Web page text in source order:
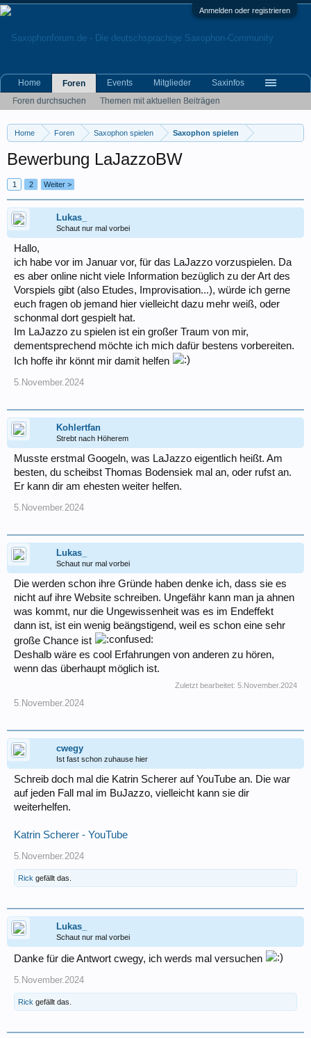
Anmelden oder registrieren
Home Foren Saxophon spielen Saxophon spielen
Bewerbung LaJazzoBW
1 2 Weiter >
Lukas_
Schaut nur mal vorbei
Hallo,
ich habe vor im Januar vor, für das LaJazzo vorzuspielen. Da
es aber online nicht viele Information bezüglich zu der Art des
Vorspiels gibt (also Etudes, Improvisation...), würde ich gerne
euch fragen ob jemand hier vielleicht dazu mehr weiß, oder
schonmal dort gespielt hat.
Im LaJazzo zu spielen ist ein großer Traum von mir,
dementsprechend möchte ich mich dafür bestens vorbereiten.
Ich hoffe ihr könnt mir damit helfen
5.November.2024
Kohlertfan
Strebt nach Höherem
Musste erstmal Googeln, was LaJazzo eigentlich heißt. Am
besten, du scheibst Thomas Bodensiek mal an, oder rufst an.
Er kann dir am ehesten weiter helfen.
5.November.2024
Lukas_
Schaut nur mal vorbei
Die werden schon ihre Gründe haben denke ich, dass sie es
nicht auf ihre Website schreiben. Ungefähr kann man ja ahnen
was kommt, nur die Ungewissenheit was es im Endeffekt
dann ist, ist ein wenig beängstigend, weil es schon eine sehr
große Chance ist
Deshalb wäre es cool Erfahrungen von anderen zu hören,
wenn das überhaupt möglich ist.
Zuletzt bearbeitet: 5.November.2024
5.November.2024
cwegy
Ist fast schon zuhause hier
Schreib doch mal die Katrin Scherer auf YouTube an. Die war
auf jeden Fall mal im BuJazzo, vielleicht kann sie dir
weiterhelfen.
Katrin Scherer - YouTube
5.November.2024
Rick gefällt das.
Lukas_
Schaut nur mal vorbei
Danke für die Antwort cwegy, ich werds mal versuchen
5.November.2024
Rick gefällt das.
Home
Foren
Foren durchsuchen
Themen mit aktuellen Beiträgen
Events Mitglieder Saxinfos